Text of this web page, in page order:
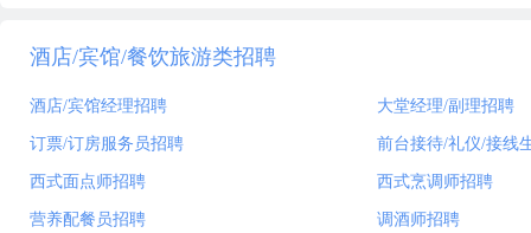
酒店/宾馆/餐饮旅游类招聘
酒店/宾馆经理招聘 大堂经理/副理招聘
订票/订房服务员招聘 前台接待/礼仪/接线
西式面点师招聘 西式烹调师招聘
营养配餐员招聘 调酒师招聘